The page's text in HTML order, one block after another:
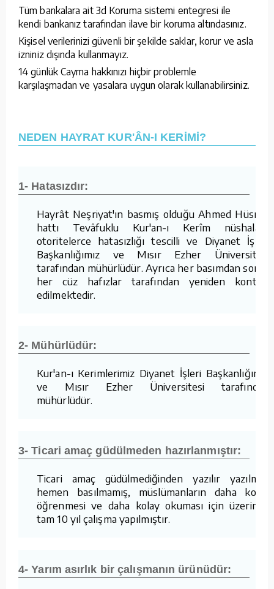
Tüm bankalara ait 3d Koruma sistemi entegresi ile
kendi bankanız tarafından ilave bir koruma altındasınız.
Kişisel verilerinizi güvenli bir şekilde saklar, korur ve asla
izniniz dışında kullanmayız.
14 günlük Cayma hakkınızı hiçbir problemle
karşılaşmadan ve yasalara uygun olarak kullanabilirsiniz.
NEDEN HAYRAT KUR'ÂN-I KERİMİ?
1- Hatasızdır:
Hayrât Neşriyat'ın basmış olduğu Ahmed Hüsrev
hattı Tevâfuklu Kur'an-ı Kerîm nüshaları,
otoritelerce hatasızlığı tescilli ve Diyanet İşleri
Başkanlığımız ve Mısır Ezher Üniversitesi
tarafından mühürlüdür. Ayrıca her basımdan sonra
her cüz hafızlar tarafından yeniden kontrol
edilmektedir.
2- Mühürlüdür:
Kur'an-ı Kerimlerimiz Diyanet İşleri Başkanlığımız
ve Mısır Ezher Üniversitesi tarafından
mühürlüdür.
3- Ticari amaç güdülmeden hazırlanmıştır:
Ticari amaç güdülmediğinden yazılır yazılmaz
hemen basılmamış, müslümanların daha kolay
öğrenmesi ve daha kolay okuması için üzerinde
tam 10 yıl çalışma yapılmıştır.
4- Yarım asırlık bir çalışmanın ürünüdür: